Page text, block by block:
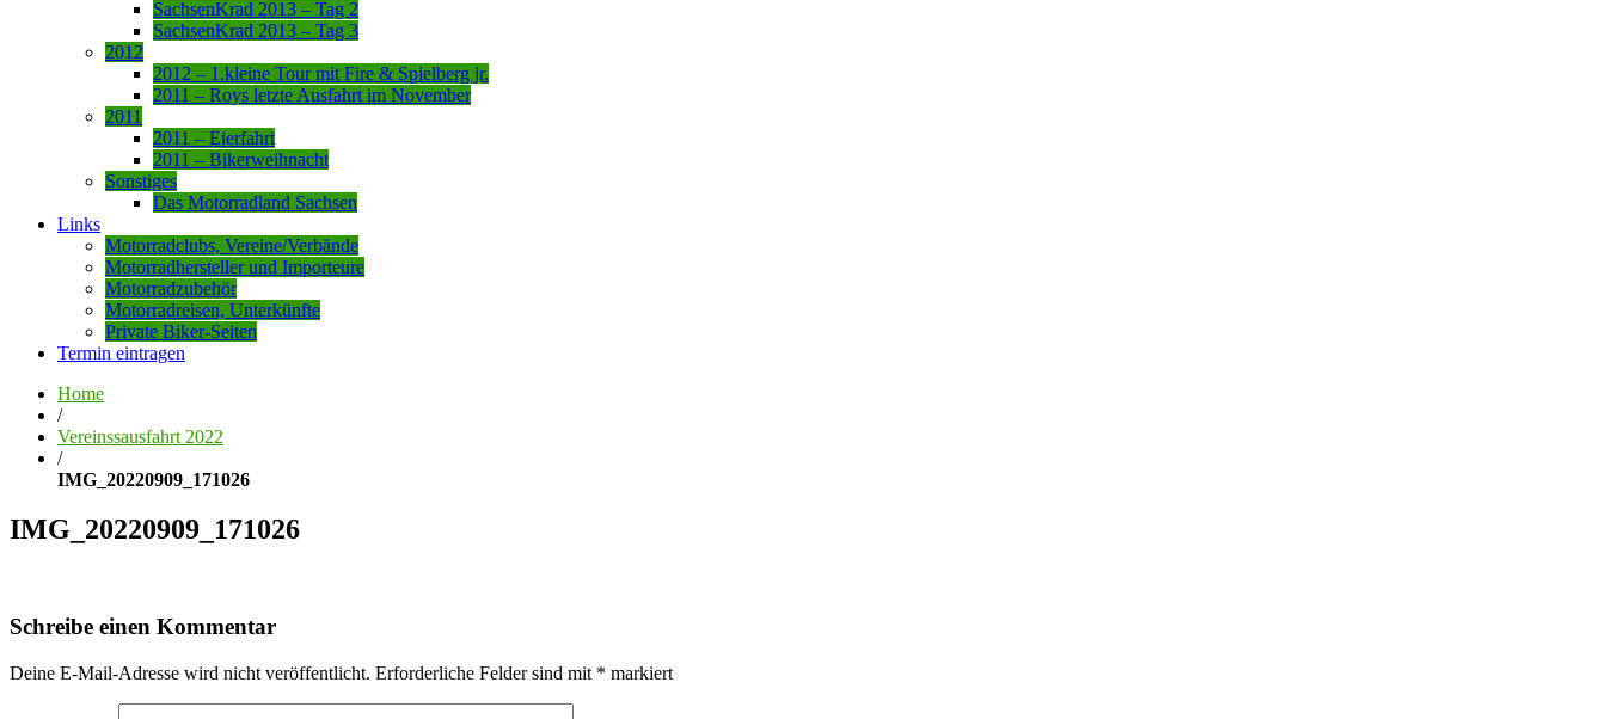
SachsenKrad 2013 – Tag 2
SachsenKrad 2013 – Tag 3
2012
2012 – 1.kleine Tour mit Fire & Spielberg jr.
2011 – Roys letzte Ausfahrt im November
2011
2011 – Eierfahrt
2011 – Bikerweihnacht
Sonstiges
Das Motorradland Sachsen
Links
Motorradclubs, Vereine/Verbände
Motorradhersteller und Importeure
Motorradzubehör
Motorradreisen, Unterkünfte
Private Biker-Seiten
Termin eintragen
Home
/
Vereinssausfahrt 2022
/
IMG_20220909_171026
IMG_20220909_171026
Schreibe einen Kommentar
Deine E-Mail-Adresse wird nicht veröffentlicht. Erforderliche Felder sind mit * markiert